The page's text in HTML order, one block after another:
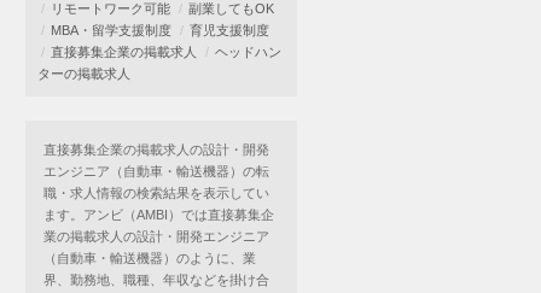
リモートワーク可能
副業してもOK
MBA・留学支援制度
育児支援制度
直接募集企業の掲載求人
ヘッドハン
ターの掲載求人
直接募集企業の掲載求人の設計・開発
エンジニア（自動車・輸送機器）の転
職・求人情報の検索結果を表示してい
ます。アンビ（AMBI）では直接募集企
業の掲載求人の設計・開発エンジニア
（自動車・輸送機器）のように、業
界、勤務地、職種、年収などを掛け合